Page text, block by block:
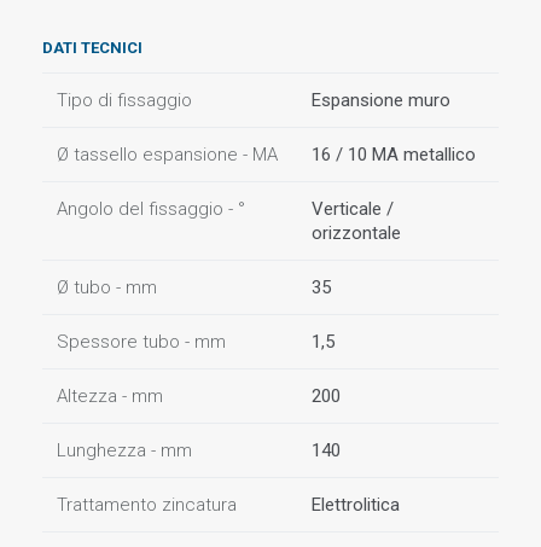
DATI TECNICI
Tipo di fissaggio Espansione muro
Ø tassello espansione - MA 16 / 10 MA metallico
Angolo del fissaggio - °
Verticale /
orizzontale
Ø tubo - mm 35
Spessore tubo - mm 1,5
Altezza - mm 200
Lunghezza - mm 140
Trattamento zincatura Elettrolitica